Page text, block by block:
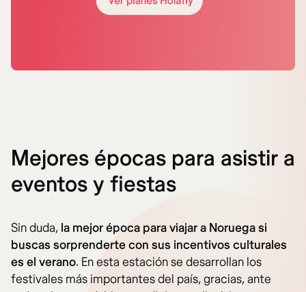
Mejores épocas para asistir a
eventos y fiestas
Sin duda, la mejor época para viajar a Noruega si
buscas sorprenderte con sus incentivos culturales
es el verano. En esta estación se desarrollan los
festivales más importantes del país, gracias, ante